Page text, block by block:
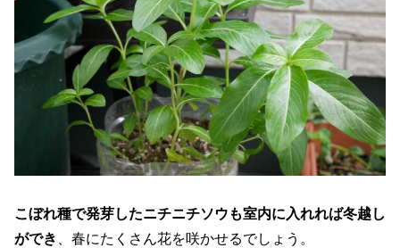
こぼれ種で発芽したニチニチソウも室内に入れれば冬越し
ができ
、春にたくさん花を咲かせるでしょう。